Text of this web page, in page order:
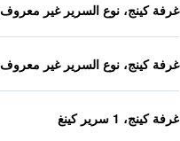
غرفة كينج، نوع السرير غير معروف
غرفة كينج، نوع السرير غير معروف
غرفة كينج، 1 سرير كينغ